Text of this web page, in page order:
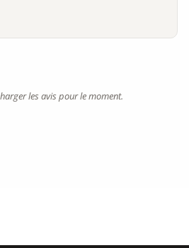
les avis pour le moment.